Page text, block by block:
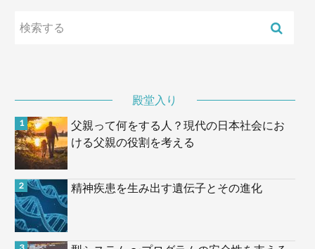
殿堂入り
父親って何をする人？現代の日本社会にお
ける父親の役割を考える
精神疾患を生み出す遺伝子とその進化